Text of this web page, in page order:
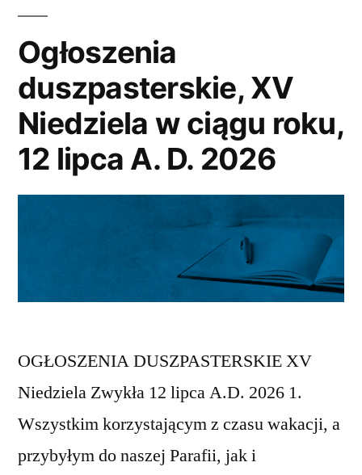
A.
D.
2026”
Ogłoszenia
duszpasterskie, XV
Niedziela w ciągu roku,
12 lipca A. D. 2026
OGŁOSZENIA DUSZPASTERSKIE XV
Niedziela Zwykła 12 lipca A.D. 2026 1.
Wszystkim korzystającym z czasu wakacji, a
przybyłym do naszej Parafii, jak i